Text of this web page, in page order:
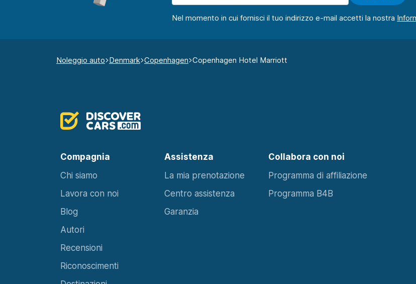
Nel momento in cui fornisci il tuo indirizzo e-mail accetti la nostra
Noleggio auto Denmark Copenhagen Copenhagen Hotel Marriott
Compagnia Assistenza Collabora con noi